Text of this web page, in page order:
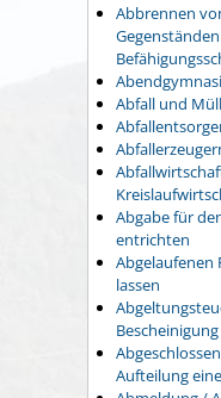
Abbrennen
Abfall und
Abgabe für
entrichten
Abgelaufenen
lassen
Aufteilung